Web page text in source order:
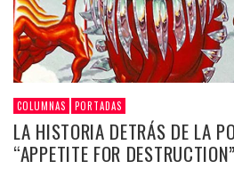
COLUMNAS PORTADAS
LA HISTORIA DETRÁS DE LA
“APPETITE FOR